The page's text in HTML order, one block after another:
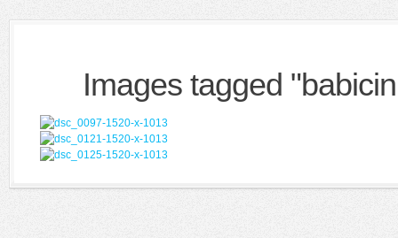
Images tagged